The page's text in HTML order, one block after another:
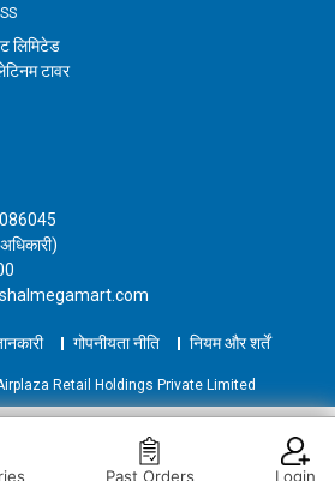
लिमिटेड
टावर
गोपनीयता नीति नियम और शर्तें
Retail Holdings Private Limited
Past Orders Login